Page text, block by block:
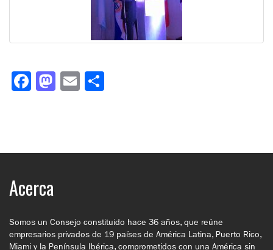
Facebook
Mastodon
Email
Acerca
Somos un Consejo constituido hace 36 años, que reúne
empresarios privados de 19 países de América Latina, Puerto Rico,
Miami y la Península Ibérica, comprometidos con una América sin